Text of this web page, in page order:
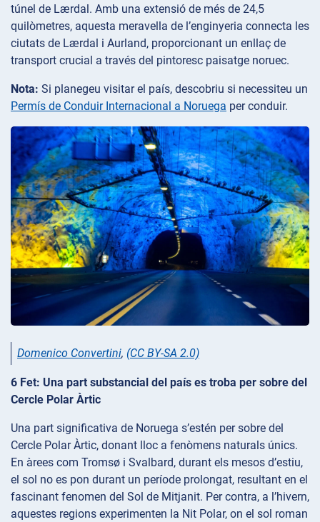
túnel de Lærdal. Amb una extensió de més de 24,5
quilòmetres, aquesta meravella de l’enginyeria connecta les
ciutats de Lærdal i Aurland, proporcionant un enllaç de
transport crucial a través del pintoresc paisatge noruec.
Nota: Si planegeu visitar el país, descobriu si necessiteu un
Permís de Conduir Internacional a Noruega per conduir.
Domenico Convertini, (CC BY-SA 2.0)
6 Fet: Una part substancial del país es troba per sobre del
Cercle Polar Àrtic
Una part significativa de Noruega s’estén per sobre del
Cercle Polar Àrtic, donant lloc a fenòmens naturals únics.
En àrees com Tromsø i Svalbard, durant els mesos d’estiu,
el sol no es pon durant un període prolongat, resultant en el
fascinant fenomen del Sol de Mitjanit. Per contra, a l’hivern,
aquestes regions experimenten la Nit Polar, on el sol roman